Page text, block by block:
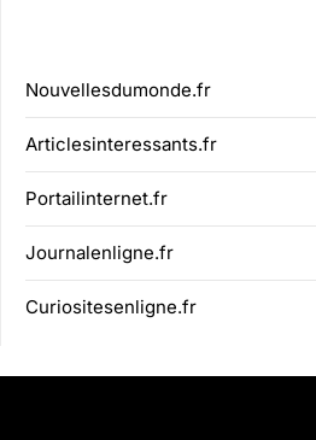
Nouvellesdumonde.fr
Articlesinteressants.fr
Portailinternet.fr
Journalenligne.fr
Curiositesenligne.fr